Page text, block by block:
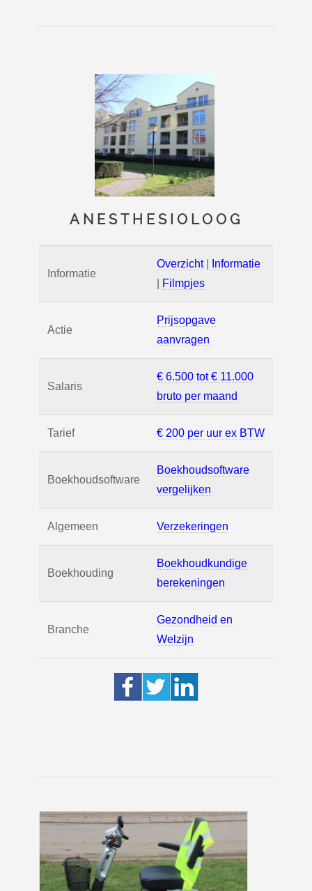
ANESTHESIOLOOG
Informatie
Overzicht|
Informatie
Filmpjes
Actie
Prijsopgave
aanvragen
Salaris
€ 6.500 tot € 11.000
bruto per maand
Tarief € 200 per uur ex BTW
Boekhoudsoftware
Boekhoudsoftware
vergelijken
Algemeen Verzekeringen
Boekhouding
Boekhoudkundige
berekeningen
Branche
Gezondheid en
Welzijn